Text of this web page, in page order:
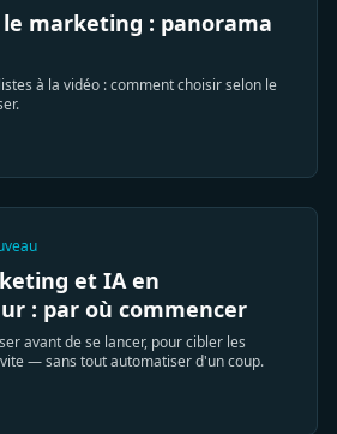
marketing : panorama
à la vidéo : comment choisir selon le
et IA en
: par où commencer
avant de se lancer, pour cibler les
— sans tout automatiser d'un coup.